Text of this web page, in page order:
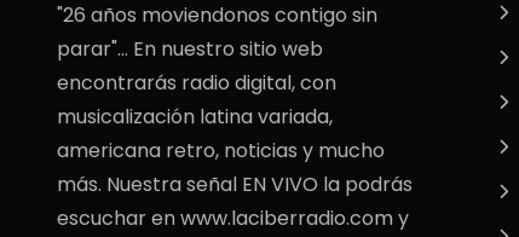
"26 años moviendonos contigo sin
parar"... En nuestro sitio web
encontrarás radio digital, con
musicalización latina variada,
americana retro, noticias y mucho
más. Nuestra señal EN VIVO la podrás
escuchar en www.laciberradio.com y